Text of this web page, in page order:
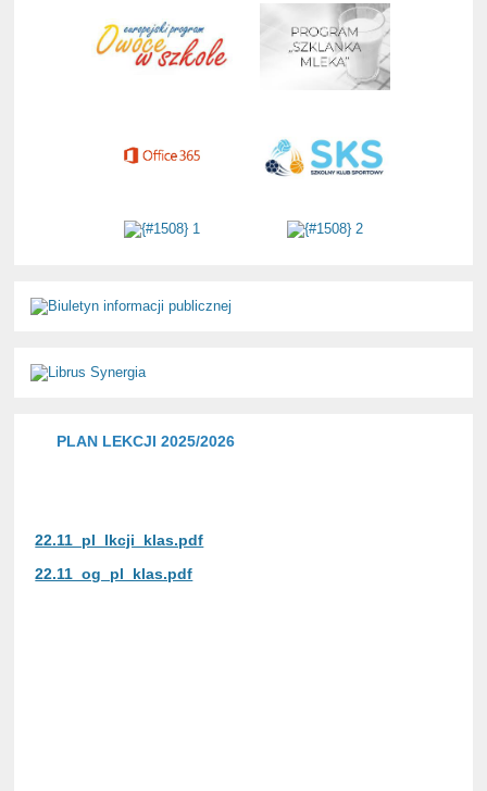
PLAN LEKCJI 2025/2026
22.11_pl_lkcji_klas.pdf
22.11_og_pl_klas.pdf